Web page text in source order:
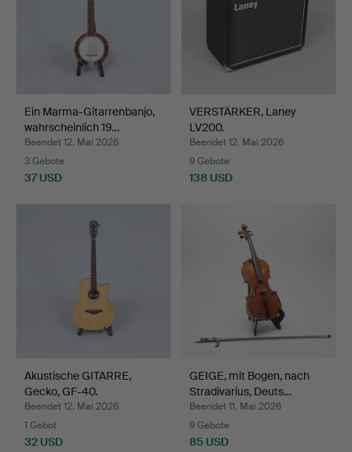
Ein Marma-Gitarrenbanjo,
wahrscheinlich 19…
Beendet 12. Mai 2026
3 Gebote
37 USD
VERSTÄRKER, Laney
LV200.
Beendet 12. Mai 2026
9 Gebote
138 USD
Akustische GITARRE,
Gecko, GF-40.
Beendet 12. Mai 2026
1 Gebot
32 USD
GEIGE, mit Bogen, nach
Stradivarius, Deuts…
Beendet 11. Mai 2026
9 Gebote
85 USD